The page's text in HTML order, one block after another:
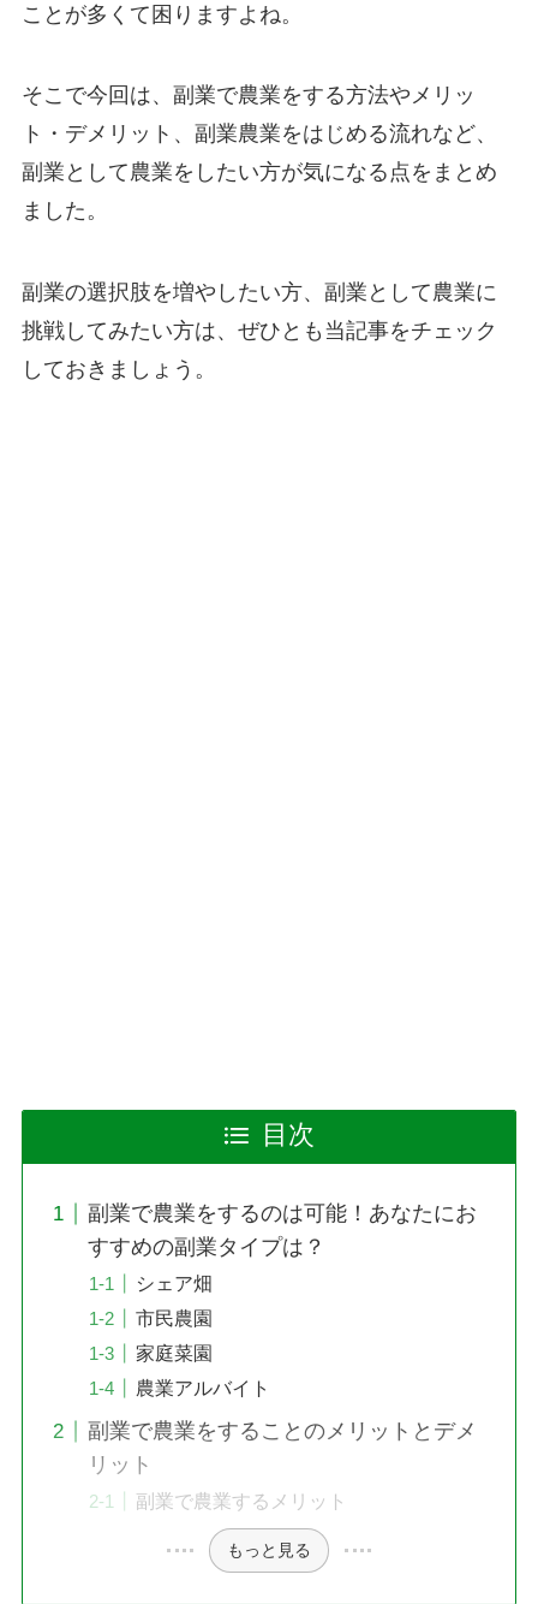
ことが多くて困りますよね。
そこで今回は、 副業で農業をする方法やメリッ
ト・デメリット、副業農業をはじめる流れなど、
副業として農業をしたい方が気になる点をまとめ
ました。
副業の選択肢を増やしたい方、副業として農業に
挑戦してみたい方は、ぜひとも当記事をチェック
しておきましょう。
目次
副業で農業をするのは可能！あなたにお
すすめの副業タイプは？
シェア畑
市民農園
家庭菜園
農業アルバイト
副業で農業をすることのメリットとデメ
リット
副業で農業するメリット
もっと見る